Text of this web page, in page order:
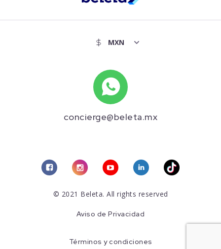
concierge@beleta.mx
© 2021 Beleta. All rights reserved
Aviso de Privacidad
Términos y condiciones